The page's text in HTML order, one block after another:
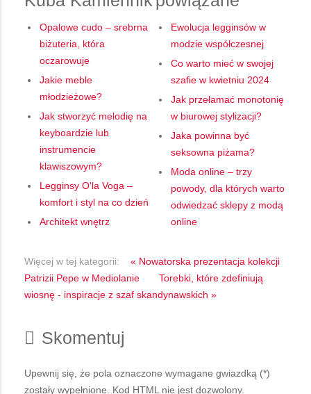
Opalowe cudo – srebrna
biżuteria, która
oczarowuje
Jakie meble
młodzieżowe?
Jak stworzyć melodię na
keyboardzie lub
instrumencie
klawiszowym?
Legginsy O'la Voga –
komfort i styl na co dzień
Architekt wnętrz
Ewolucja legginsów w
modzie współczesnej
Co warto mieć w swojej
szafie w kwietniu 2024
Jak przełamać monotonię
w biurowej stylizacji?
Jaka powinna być
seksowna piżama?
Moda online – trzy
powody, dla których warto
odwiedzać sklepy z modą
online
Więcej w tej kategorii:
« Nowatorska prezentacja kolekcji
Patrizii Pepe w Mediolanie
Torebki, które zdefiniują
wiosnę - inspiracje z szaf skandynawskich »
Skomentuj
Upewnij się, że pola oznaczone wymagane gwiazdką (*)
zostały wypełnione. Kod HTML nie jest dozwolony.